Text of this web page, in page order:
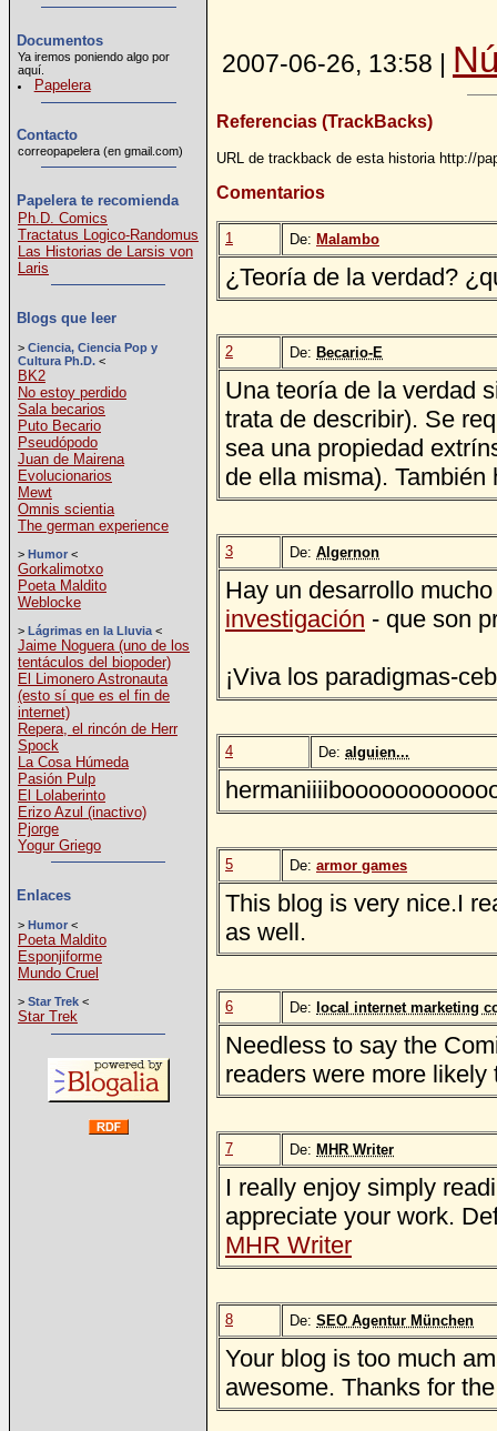
Documentos
Ya iremos poniendo algo por
aquí.
Papelera
Contacto
correopapelera (en gmail.com)
Papelera te recomienda
Ph.D. Comics
Tractatus Logico-Randomus
Las Historias de Larsis von
Laris
Blogs que leer
> Ciencia, Ciencia Pop y
Cultura Ph.D. <
BK2
No estoy perdido
Sala becarios
Puto Becario
Pseudópodo
Juan de Mairena
Evolucionarios
Mewt
Omnis scientia
The german experience
> Humor <
Gorkalimotxo
Poeta Maldito
Weblocke
> Lágrimas en la Lluvia <
Jaime Noguera (uno de los
tentáculos del biopoder)
El Limonero Astronauta
(esto sí que es el fin de
internet)
Repera, el rincón de Herr
Spock
La Cosa Húmeda
Pasión Pulp
El Lolaberinto
Erizo Azul (inactivo)
Pjorge
Yogur Griego
Enlaces
> Humor <
Poeta Maldito
Esponjiforme
Mundo Cruel
> Star Trek <
Star Trek
2007-06-26, 13:58 |
Referencias (TrackBacks)
URL de trackback de esta historia http://
Comentarios
1 De: Malambo
¿Teoría de la verdad?
2 De: Becario-E
Una teoría de la verdad
trata de describir). Se
sea una propiedad
de ella misma).
3 De: Algernon
Hay un desarrollo
investigación - que son
¡Viva los paradigmas-
4 De: alguien...
5 De: armor games
This blog is very nice.I
as well.
6 De: local internet marketing
Needless to say the
readers were more
7 De: MHR Writer
I really enjoy simply
appreciate your work.
MHR Writer
8 De: SEO Agentur München
Your blog is too much
awesome. Thanks for